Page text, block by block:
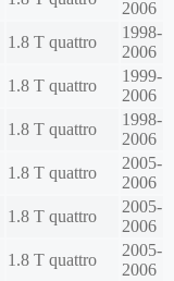
2006
1.8 T quattro
1998-
2006
1.8 T quattro
1999-
2006
1.8 T quattro
1998-
2006
1.8 T quattro
2005-
2006
1.8 T quattro
2005-
2006
1.8 T quattro
2005-
2006